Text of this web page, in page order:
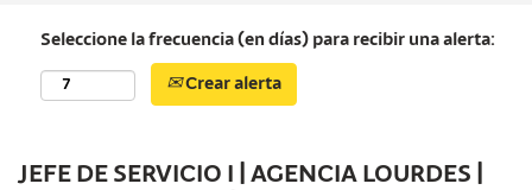
Seleccione la frecuencia (en días) para recibir una alerta:
Crear alerta
JEFE DE SERVICIO I | AGENCIA LOURDES |